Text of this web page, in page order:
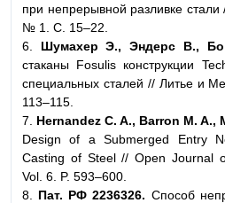
при непрерывной разливке
№ 1. С. 15–22.
6. Шумахер Э., Эндерс В.,
стаканы Fosulis конструкции
специальных сталей // Литье и
113–115.
7. Hernandez C. A., Barron M. A.,
Design of a Submerged Entry
Casting of Steel // Open Journal
Vol. 6. P. 593–600.
8. Пат. РФ 2236326. Способ